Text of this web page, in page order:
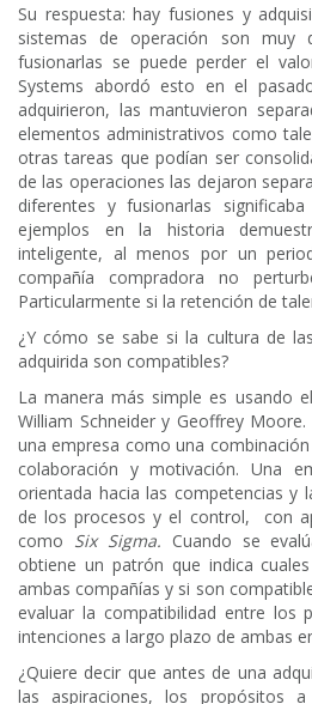
Su respuesta: hay fusiones y
sistemas de operación son
fusionarlas se puede perder el
Systems abordó esto en el
adquirieron, las mantuvieron
elementos administrativos como
otras tareas que podían ser
de las operaciones las dejaron
diferentes y fusionarlas
ejemplos en la historia
inteligente, al menos por un
compañía compradora no
Particularmente si la retención de
¿Y cómo se sabe si la cultura de
adquirida son compatibles?
La manera más simple es usando
William Schneider y Geoffrey
una empresa como una
colaboración y motivación. Una
orientada hacia las competencias y
de los procesos y el control, con
como Six Sigma. Cuando se
obtiene un patrón que indica
ambas compañías y si son
evaluar la compatibilidad entre los
intenciones a largo plazo de ambas
¿Quiere decir que antes de una
las aspiraciones, los propósitos